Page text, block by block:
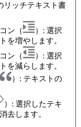
リッチテキスト書
ン（
）: 選択
を増やします。
ン（
）: 選択
を減らします。
）: テキストの
）: 選択したテキ
去します。